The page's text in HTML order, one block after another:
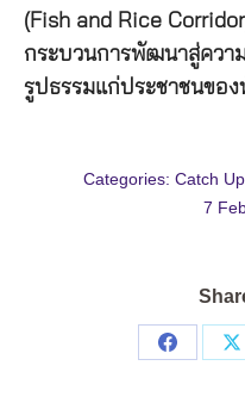
(Fish and Rice
กระบวนการพัฒนาสู่ควา
รูปธรรมแก่ประชาชนของ
Categories: Catch Up,
7
Share